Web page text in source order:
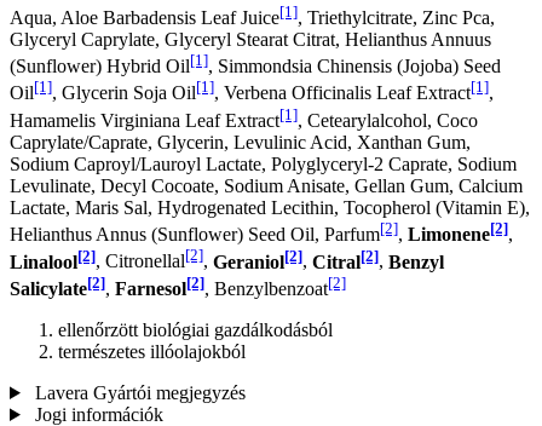
Aqua, Aloe Barbadensis Leaf Juice[1], Triethylcitrate, Zinc Pca,
Glyceryl Caprylate, Glyceryl Stearat Citrat, Helianthus Annuus
(Sunflower) Hybrid Oil[1], Simmondsia Chinensis (Jojoba) Seed
Oil[1], Glycerin Soja Oil[1], Verbena Officinalis Leaf Extract[1],
Hamamelis Virginiana Leaf Extract[1], Cetearylalcohol, Coco
Caprylate/Caprate, Glycerin, Levulinic Acid, Xanthan Gum,
Sodium Caproyl/Lauroyl Lactate, Polyglyceryl-2 Caprate, Sodium
Levulinate, Decyl Cocoate, Sodium Anisate, Gellan Gum, Calcium
Lactate, Maris Sal, Hydrogenated Lecithin, Tocopherol (Vitamin E),
Helianthus Annus (Sunflower) Seed Oil, Parfum[2], Limonene[2],
Linalool[2], Citronellal[2], Geraniol[2], Citral[2], Benzyl
Salicylate[2], Farnesol[2], Benzylbenzoat[2]
ellenőrzött biológiai gazdálkodásból
természetes illóolajokból
Lavera Gyártói megjegyzés
Jogi információk